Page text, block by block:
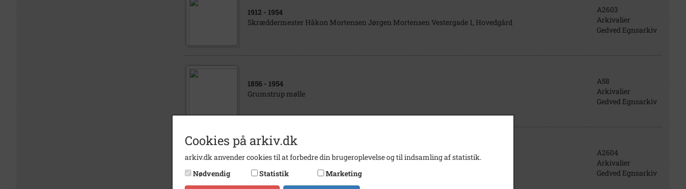
1912 - 1954
Skræddermester Håkon Mortensen Jørgen Mortensen Vestergade 1, Hovedgård
A2603
Arkivalier
Gedved Egnsarkiv
1856 - 1954
Grumstrup mølle
A58
Arkivalier
Gedved Egnsarkiv
1996- 1997
A2604
Arkivalier
Gedved Egnsarkiv
Cookies på arkiv.dk
arkiv.dk anvender cookies til at forbedre din brugeroplevelse og til indsamling af statistik.
Nødvendig
Statistik Marketing